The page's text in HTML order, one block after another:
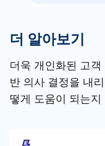
더 알아보기
더욱 개인화된 고
반 의사 결정을 내
떻게 도움이 되는지